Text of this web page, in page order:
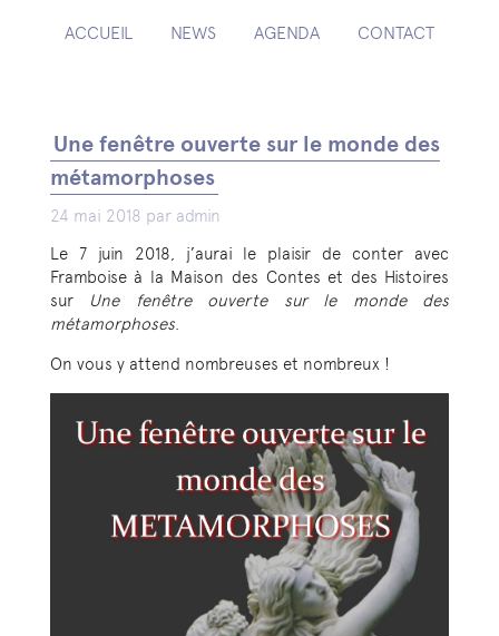
ACCUEIL NEWS AGENDA CONTACT
Une fenêtre ouverte sur le monde des
métamorphoses
24 mai 2018 par admin
Le 7 juin 2018, j’aurai le plaisir de conter avec
Framboise à la Maison des Contes et des Histoires
sur Une fenêtre ouverte sur le monde des
métamorphoses.
On vous y attend nombreuses et nombreux !